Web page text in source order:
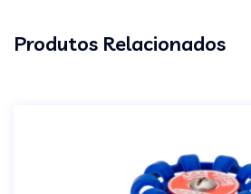
Produtos Relacionados